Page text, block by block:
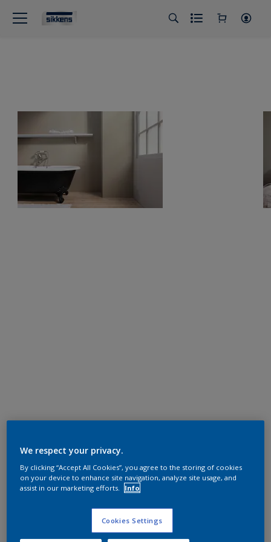
We respect your privacy.
By clicking “Accept All Cookies”, you agree to the storing of cookies
on your device to enhance site navigation, analyze site usage, and
assist in our marketing efforts.
Info
Cookies Settings